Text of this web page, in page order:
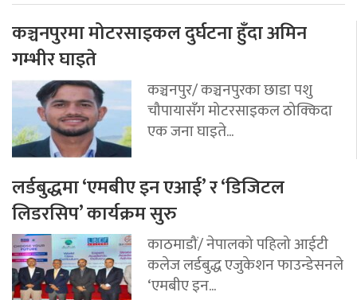
कञ्चनपुरमा मोटरसाइकल दुर्घटना हुँदा अमिन
गम्भीर घाइते
कञ्चनपुर/ कञ्चनपुरका छाडा पशु
चौपायासँग मोटरसाइकल ठोक्किदा
एक जना घाइते...
लर्डबुद्धमा ‘एमबीए इन एआई’ र ‘डिजिटल
लिडरसिप’ कार्यक्रम सुरु
काठमाडौं/ नेपालको पहिलो आईटी
कलेज लर्डबुद्ध एजुकेशन फाउन्डेसनले
‘एमबीए इन...